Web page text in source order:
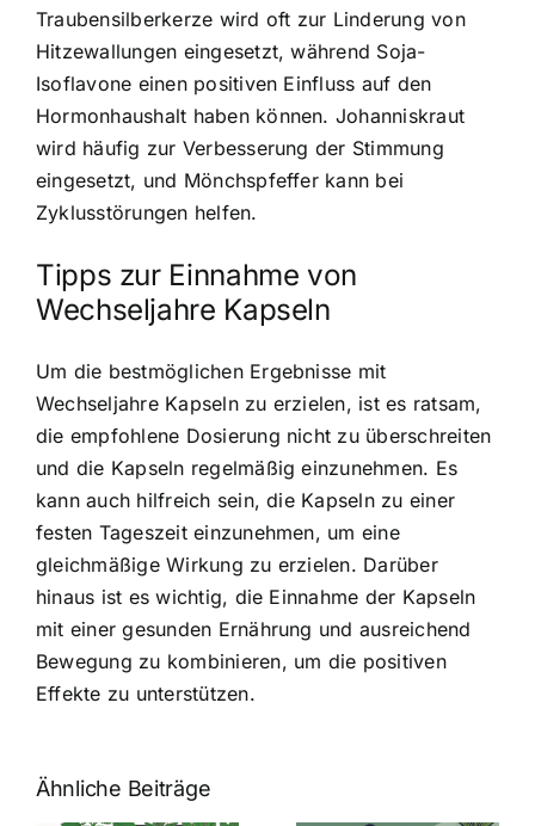
Traubensilberkerze wird oft zur Linderung von
Hitzewallungen eingesetzt, während Soja-
Isoflavone einen positiven Einfluss auf den
Hormonhaushalt haben können. Johanniskraut
wird häufig zur Verbesserung der Stimmung
eingesetzt, und Mönchspfeffer kann bei
Zyklusstörungen helfen.
Tipps zur Einnahme von
Wechseljahre Kapseln
Um die bestmöglichen Ergebnisse mit
Wechseljahre Kapseln zu erzielen, ist es ratsam,
die empfohlene Dosierung nicht zu überschreiten
und die Kapseln regelmäßig einzunehmen. Es
kann auch hilfreich sein, die Kapseln zu einer
festen Tageszeit einzunehmen, um eine
gleichmäßige Wirkung zu erzielen. Darüber
hinaus ist es wichtig, die Einnahme der Kapseln
mit einer gesunden Ernährung und ausreichend
Bewegung zu kombinieren, um die positiven
Effekte zu unterstützen.
Ähnliche Beiträge
Neue THC-